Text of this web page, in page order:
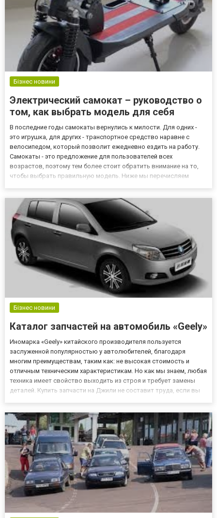
Бізнес новини
Электрический самокат – руководство о
том, как выбрать модель для себя
В последние годы самокаты вернулись к милости. Для одних -
это игрушка, для других - транспортное средство наравне с
велосипедом, который позволит ежедневно ездить на работу.
Самокаты - это предложение для пользователей всех
возрастов, поэтому тем более стоит обратить внимание на то,
чтобы выбрать правильную модель. Ниже мы перечисляем
электриче...
Бізнес новини
Каталог запчастей на автомобиль «Geely»
Иномарка «Geely» китайского производителя пользуется
заслуженной популярностью у автолюбителей, благодаря
многим преимуществам, таким как: не высокая стоимость и
отличным техническим характеристикам. Но как мы знаем, любая
техника имеет свойство выходить из строя и требует замены
деталей. Купить запчасти на Джили не составит труда, если вы